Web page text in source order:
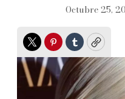
Octubre 25,
TwitterPinterest
TumblrCopy